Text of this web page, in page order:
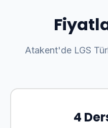
Atakent'de LGS
4